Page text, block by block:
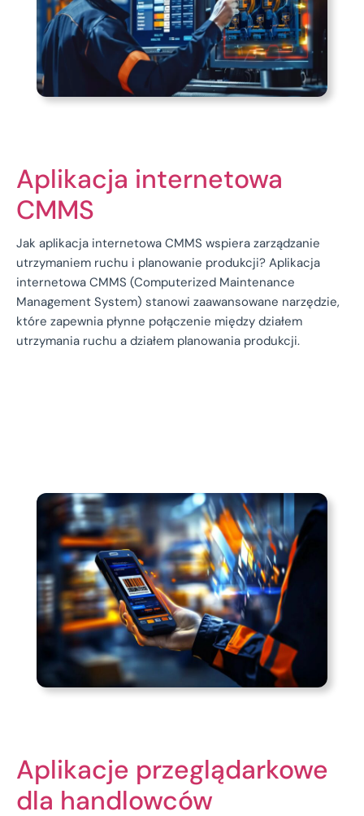
Aplikacja internetowa
CMMS
Jak aplikacja internetowa CMMS wspiera zarządzanie
utrzymaniem ruchu i planowanie produkcji? Aplikacja
internetowa CMMS (Computerized Maintenance
Management System) stanowi zaawansowane narzędzie,
które zapewnia płynne połączenie między działem
utrzymania ruchu a działem planowania produkcji.
Aplikacje przeglądarkowe
dla handlowców